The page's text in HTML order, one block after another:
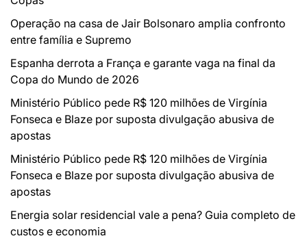
Operação na casa de Jair Bolsonaro amplia confronto
entre família e Supremo
Espanha derrota a França e garante vaga na final da
Copa do Mundo de 2026
Ministério Público pede R$ 120 milhões de Virgínia
Fonseca e Blaze por suposta divulgação abusiva de
apostas
Ministério Público pede R$ 120 milhões de Virgínia
Fonseca e Blaze por suposta divulgação abusiva de
apostas
Energia solar residencial vale a pena? Guia completo de
custos e economia